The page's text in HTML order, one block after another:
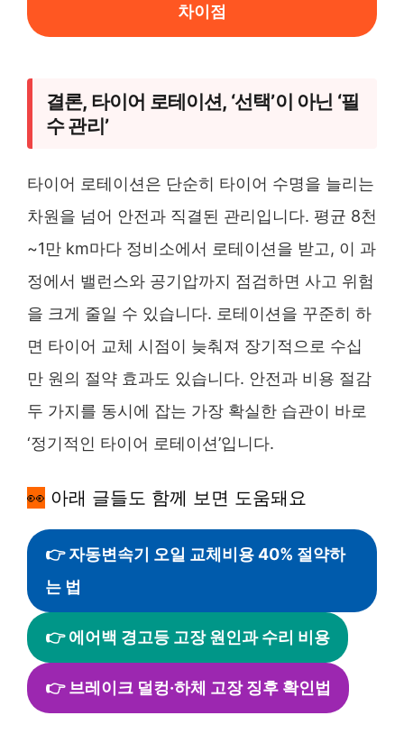
차이점
결론, 타이어 로테이션, ‘선택’이 아닌 ‘필
수 관리’
타이어 로테이션은 단순히 타이어 수명을 늘리는
차원을 넘어 안전과 직결된 관리입니다. 평균 8천
~1만 km마다 정비소에서 로테이션을 받고, 이 과
정에서 밸런스와 공기압까지 점검하면 사고 위험
을 크게 줄일 수 있습니다. 로테이션을 꾸준히 하
면 타이어 교체 시점이 늦춰져 장기적으로 수십
만 원의 절약 효과도 있습니다. 안전과 비용 절감
두 가지를 동시에 잡는 가장 확실한 습관이 바로
‘정기적인 타이어 로테이션’입니다.
👀 아래 글들도 함께 보면 도움돼요
👉 자동변속기 오일 교체비용 40% 절약하
는 법
👉 에어백 경고등 고장 원인과 수리 비용
👉 브레이크 덜컹·하체 고장 징후 확인법